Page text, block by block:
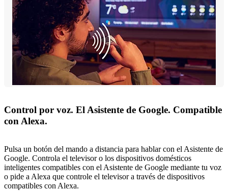
Control por voz. El Asistente de Google. Compatible
con Alexa.
Pulsa un botón del mando a distancia para hablar con el Asistente de
Google. Controla el televisor o los dispositivos domésticos
inteligentes compatibles con el Asistente de Google mediante tu voz
o pide a Alexa que controle el televisor a través de dispositivos
compatibles con Alexa.